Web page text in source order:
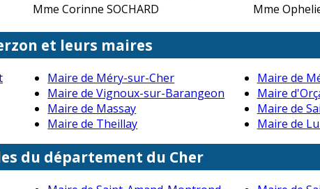
Mme Corinne SOCHARD Mme
et leurs maires
Maire de Méry-sur-Cher
Maire de
Maire de Vignoux-sur-Barangeon
Maire
Maire de Massay
Maire de
Maire de Theillay Maire de
du département du Cher